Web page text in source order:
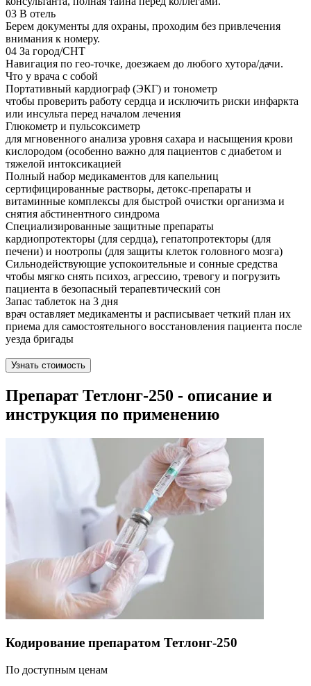
03 В отель
Берем документы для охраны, проходим без привлечения
внимания к номеру.
04 За город/СНТ
Навигация по гео-точке, доезжаем до любого хутора/дачи.
Что у врача с собой
Портативный кардиограф (ЭКГ) и тонометр
чтобы проверить работу сердца и исключить риски инфаркта
или инсульта перед началом лечения
Глюкометр и пульсоксиметр
для мгновенного анализа уровня сахара и насыщения крови
кислородом (особенно важно для пациентов с диабетом и
тяжелой интоксикацией
Полный набор медикаментов для капельниц
сертифицированные растворы, детокс-препараты и
витаминные комплексы для быстрой очистки организма и
снятия абстинентного синдрома
Специализированные защитные препараты
кардиопротекторы (для сердца), гепатопротекторы (для
печени) и ноотропы (для защиты клеток головного мозга)
Сильнодействующие успокоительные и сонные средства
чтобы мягко снять психоз, агрессию, тревогу и погрузить
пациента в безопасный терапевтический сон
Запас таблеток на 3 дня
врач оставляет медикаменты и расписывает четкий план их
приема для самостоятельного восстановления пациента после
уезда бригады
Узнать стоимость
Препарат Тетлонг-250 - описание и
инструкция по применению
Кодирование препаратом Тетлонг-250
По доступным ценам